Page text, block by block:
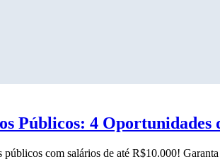
Públicos: 4 Oportunidades
com salários de até R$10.000!